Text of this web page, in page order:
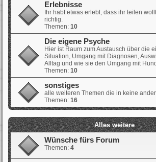
Erlebnisse
Ihr habt etwas erlebt, dass ihr teilen
richtig.
Themen: 10
Die eigene Psyche
Hier ist Raum zum Austausch über die
Situation, Umgang mit Diagnosen,
Alltag und wie sie den Umgang mit
Themen: 10
sonstiges
alle weiteren Themen die in keine
Themen: 16
Alles weitere
Wünsche fürs Forum
Themen: 4